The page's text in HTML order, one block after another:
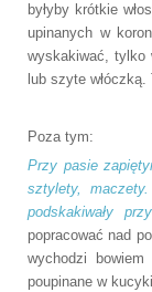
byłyby krótkie
upinanych w
wyskakiwać, tylko
lub szyte
Poza tym:
Przy pasie
sztylety,
podskakiwały
popracować nad
wychodzi
poupinane w kucyki.